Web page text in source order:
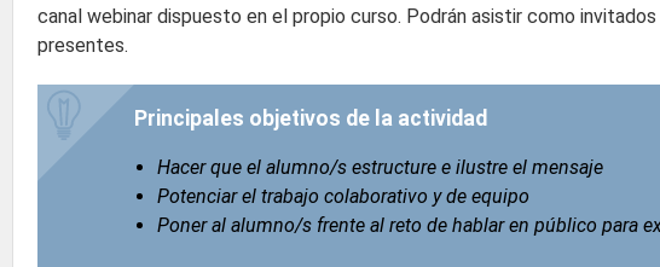
canal webinar dispuesto en el propio curso. Podrán asistir como
presentes.
Principales objetivos de la actividad
Hacer que el alumno/s estructure e ilustre el mensaje
Potenciar el trabajo colaborativo y de equipo
Poner al alumno/s frente al reto de hablar en público para